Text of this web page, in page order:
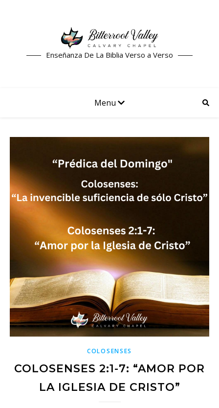
Enseñanza De La Biblia Verso a Verso
Menu
COLOSENSES
COLOSENSES 2:1-7: “AMOR POR
LA IGLESIA DE CRISTO”